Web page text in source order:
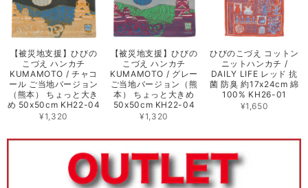
【被災地支援】ひびの
こづえ ハンカチ
KUMAMOTO / チャコ
ール ご当地バージョン
（熊本） ちょっと大き
め 50x50cm KH22-04
¥1,320
【被災地支援】ひびの
こづえ ハンカチ
KUMAMOTO / グレー
ご当地バージョン（熊
本） ちょっと大きめ
50x50cm KH22-04
¥1,320
ひびのこづえ コットン
ニットハンカチ /
DAILY LIFE レッド 抗
菌 防臭 約17x24cm 綿
100% KH26-01
¥1,650